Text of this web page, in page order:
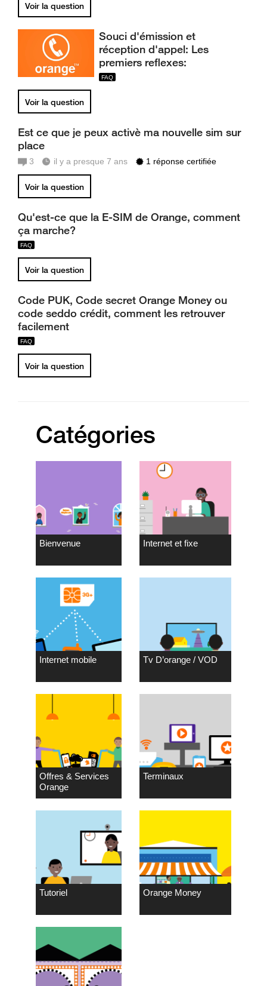
Voir la question
Souci d'émission et
réception d'appel: Les
premiers reflexes:
Voir la question
Est ce que je peux activè ma nouvelle sim sur
place
3 il y a presque 7 ans 1 réponse certifiée
Voir la question
Qu'est-ce que la E-SIM de Orange, comment
ça marche?
Voir la question
Code PUK, Code secret Orange Money ou
code seddo crédit, comment les retrouver
facilement
Voir la question
Catégories
Bienvenue Internet et fixe
Internet mobile Tv D’orange / VOD
Offres & Services
Orange
Terminaux
Tutoriel Orange Money